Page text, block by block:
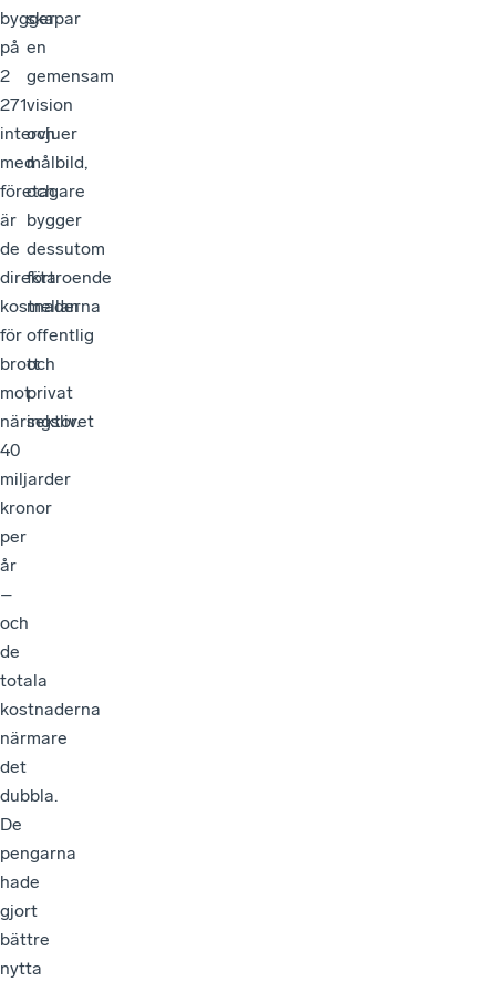
bygger
på
2
271
intervjuer
med
företagare
är
de
direkta
kostnaderna
för
brott
mot
näringslivet
40
miljarder
kronor
per
år
–
och
de
totala
kostnaderna
närmare
det
dubbla.
De
pengarna
hade
gjort
bättre
nytta
skapar
en
gemensam
vision
och
målbild,
och
bygger
dessutom
förtroende
mellan
offentlig
och
privat
sektor.